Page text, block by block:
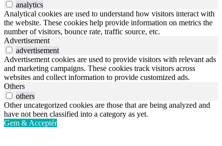
analytics
Analytical cookies are used to understand how visitors interact with
the website. These cookies help provide information on metrics the
number of visitors, bounce rate, traffic source, etc.
Advertisement
advertisement
Advertisement cookies are used to provide visitors with relevant ads
and marketing campaigns. These cookies track visitors across
websites and collect information to provide customized ads.
Others
others
Other uncategorized cookies are those that are being analyzed and
have not been classified into a category as yet.
Gem & Acceptér